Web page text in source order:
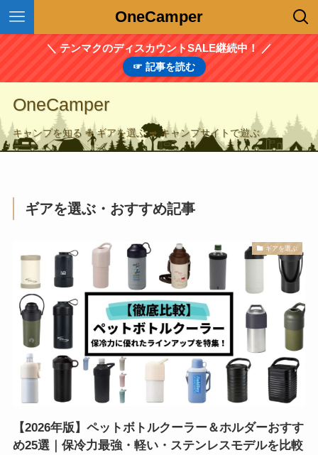
OneCamper
＼ テンマクのディスカウントSALE継続中！ ／
☞ 記事を読む
OneCamper
キャンプを知る ✙ ギアを選ぶ ➡ キャンプサイトで遊ぶ
ギアを選ぶ・おすすめ記事
ギアを選ぶ
【2026年版】ペットボトルクーラー＆ホルダーおすす
め25選｜保冷力最強・軽い・ステンレスモデルを比較